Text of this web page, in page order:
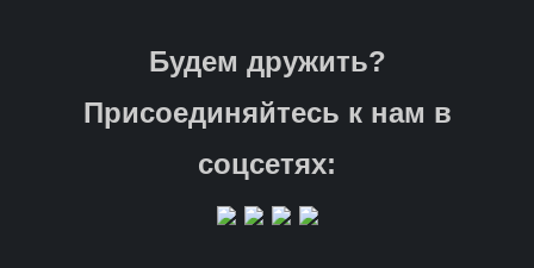
Будем дружить?
Присоединяйтесь к нам в
соцсетях: